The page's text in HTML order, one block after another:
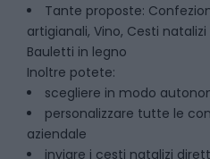
Tante proposte:
artigianali, Vino, Cesti
Bauletti in legno
Inoltre potete:
scegliere in modo
personalizzare tutte le
aziendale
inviare i cesti natalizi